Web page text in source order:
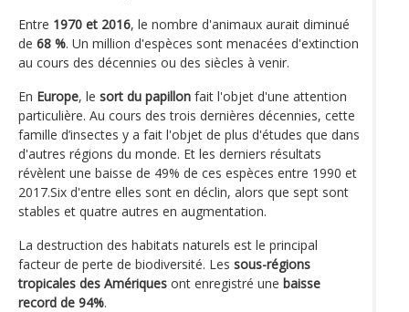
Entre 1970 et 2016, le nombre d'animaux aurait diminué
de 68 %. Un million d'espèces sont menacées d'extinction
au cours des décennies ou des siècles à venir.
En Europe, le sort du papillon fait l'objet d'une attention
particulière. Au cours des trois dernières décennies, cette
famille d’insectes y a fait l'objet de plus d'études que dans
d'autres régions du monde. Et les derniers résultats
révèlent une baisse de 49% de ces espèces entre 1990 et
2017.Six d'entre elles sont en déclin, alors que sept sont
stables et quatre autres en augmentation.
La destruction des habitats naturels est le principal
facteur de perte de biodiversité. Les sous-régions
tropicales des Amériques ont enregistré une baisse
record de 94%.